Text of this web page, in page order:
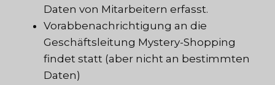
Daten von Mitarbeitern erfasst.
Vorabbenachrichtigung an die
Geschäftsleitung Mystery-Shopping
findet statt (aber nicht an bestimmten
Daten)